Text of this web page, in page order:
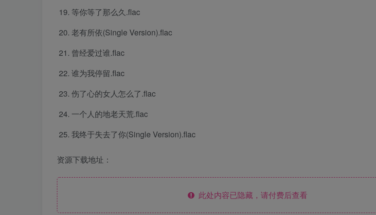
等你等了那么久.flac
老有所依(Single Version).flac
曾经爱过谁.flac
谁为我停留.flac
伤了心的女人怎么了.flac
一个人的地老天荒.flac
我终于失去了你(Single Version).flac
资源下载地址：
此处内容已隐藏，请付费后查看